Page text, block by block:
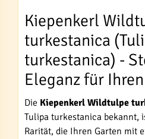
Kiepenkerl
turkestanica
turkestanica) -
Eleganz für
Die Kiepenkerl Wildtulpe
Tulipa turkestanica bekannt,
Rarität, die Ihren Garten mit